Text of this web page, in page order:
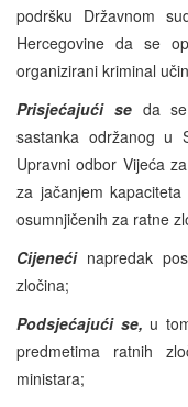
podršku Državnom
Hercegovine da se
organizirani kriminal
Prisjećajući seda se
sastanka održanog u
Upravni odbor Vijeća
za jačanjem
osumnjičenih za ratne
Cijenećinapredak
zločina;
Podsjećajući se, u
predmetima ratnih
ministara;